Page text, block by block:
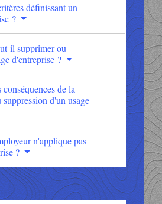
définissant un
?
il supprimer ou
d'entreprise ?
de la
d'un usage
n'applique pas
?